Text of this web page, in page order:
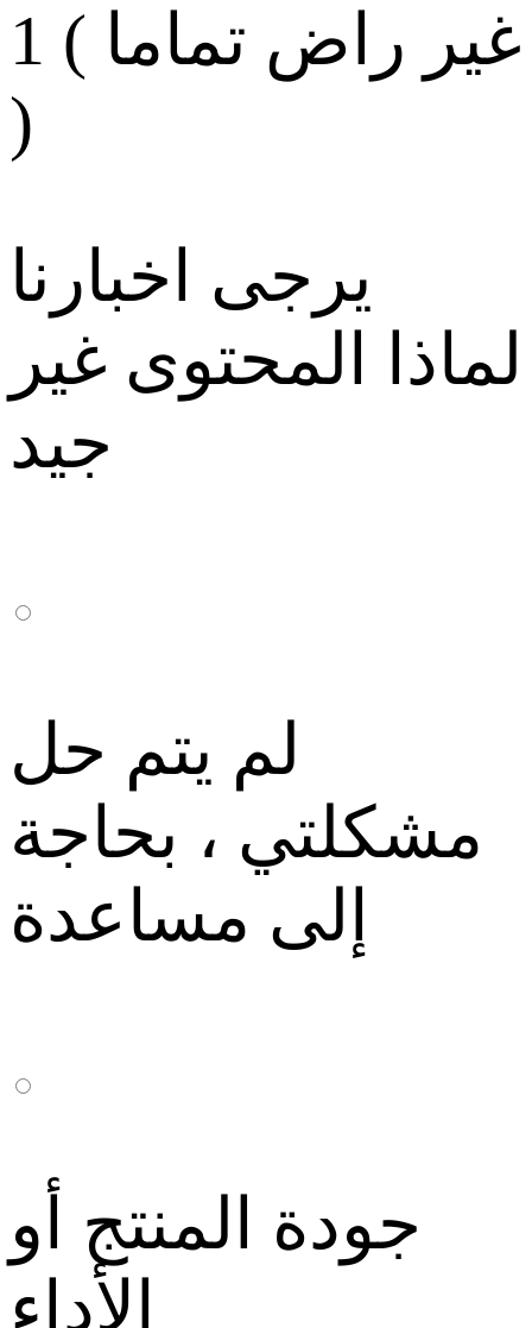
1 ( غير راض تماما
)
يرجى اخبارنا
لماذا المحتوى غير
جيد
لم يتم حل
مشكلتي ، بحاجة
إلى مساعدة
جودة المنتج أو
الأداء